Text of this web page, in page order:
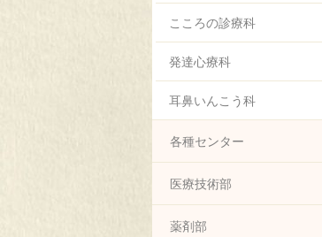
こころの診療科
発達心療科
耳鼻いんこう科
各種センター
総合周産期母子医療センター
生命科学研究センター
医療技術部
リハビリテーション技術科
薬剤部